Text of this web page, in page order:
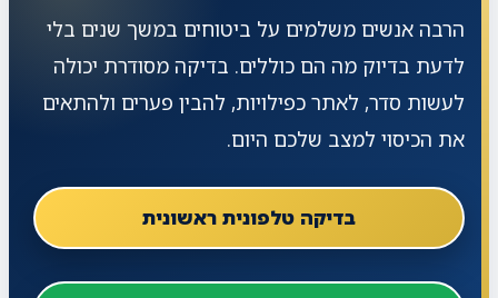
הרבה אנשים משלמים על ביטוחים במשך שנים בלי
לדעת בדיוק מה הם כוללים. בדיקה מסודרת יכולה
לעשות סדר, לאתר כפילויות, להבין פערים ולהתאים
את הכיסוי למצב שלכם היום.
בדיקה טלפונית ראשונית